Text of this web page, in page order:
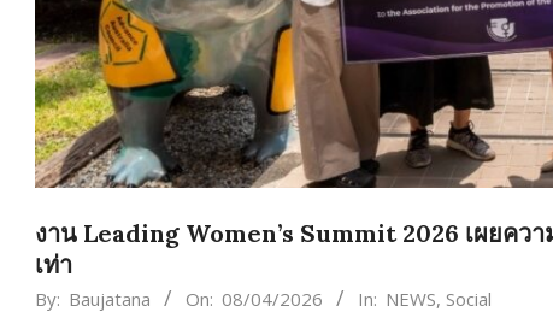
งาน Leading Women’s Summit 2026 เผยคว
เท่า
By: Baujatana On: 08/04/2026 In: NEWS, Social